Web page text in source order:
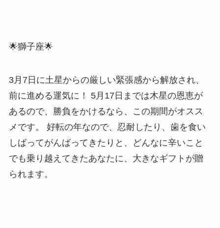
🌟獅子座🌟
3月7日に土星からの厳しい緊張感から解放され、
前に進める運気に！ 5月17日までは木星の恩恵が
あるので、勝負をかけるなら、この期間がオスス
メです。 好転の年なので、忍耐したり、歯を食い
しばってがんばってきたりと、どんなに辛いこと
でも乗り越えてきたあなたに、大きなギフトが贈
られます。